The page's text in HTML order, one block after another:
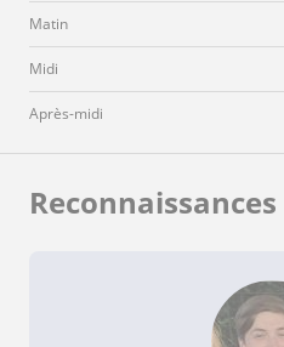
Matin
Midi
Après-midi
Reconnaissances